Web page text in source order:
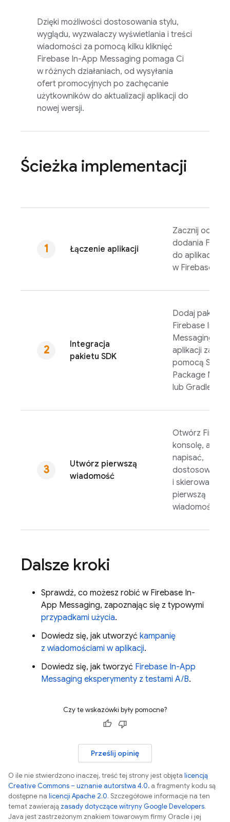
Dzięki możliwości dostosowania stylu,
wyglądu, wyzwalaczy wyświetlania i treści
wiadomości za pomocą kilku kliknięć
Firebase In-App Messaging pomaga Ci
w różnych działaniach, od wysyłania
ofert promocyjnych po zachęcanie
użytkowników do aktualizacji aplikacji do
nowej wersji.
Ścieżka implementacji
Łączenie aplikacji
Zacznij od
dodania
do aplikacji
w Firebase
Integracja
pakietu SDK
Dodaj pakiet
Firebase In-
Messaging
aplikacji za
pomocą Swift
Package
lub Gradle.
Utwórz pierwszą
wiadomość
Otwórz
konsolę, aby
napisać,
dostosować
i skierować
pierwszą
wiadomość.
Dalsze kroki
Sprawdź, co możesz robić w Firebase In-
App Messaging, zapoznając się z typowymi
przypadkami użycia.
Dowiedz się, jak utworzyć kampanię
z wiadomościami w aplikacji.
Dowiedz się, jak tworzyć Firebase In-App
Messaging eksperymenty z testami A/B.
Czy te wskazówki były pomocne?
Prześlij opinię
O ile nie stwierdzono inaczej, treść tej strony jest objęta licencją
Creative Commons – uznanie autorstwa 4.0, a fragmenty kodu są
dostępne na licencji Apache 2.0. Szczegółowe informacje na ten
temat zawierają zasady dotyczące witryny Google Developers.
Java jest zastrzeżonym znakiem towarowym firmy Oracle i jej